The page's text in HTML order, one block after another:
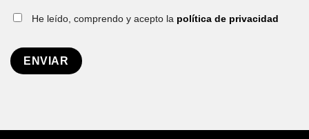
He leído, comprendo y acepto la política de privacidad